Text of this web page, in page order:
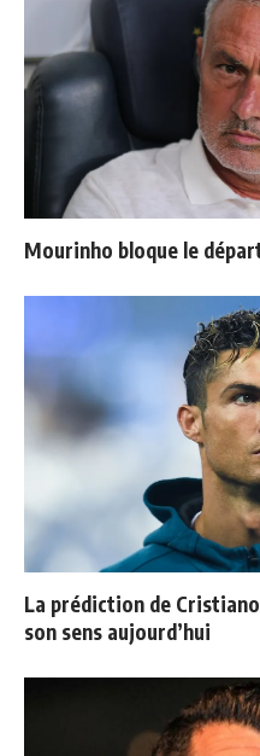
Mourinho bloque le
La prédiction de
son sens aujourd’hui